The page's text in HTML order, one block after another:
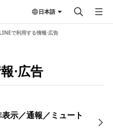
日本語
LINEで利用する情報⋅広告
⋅広告
示／通報／ミュート